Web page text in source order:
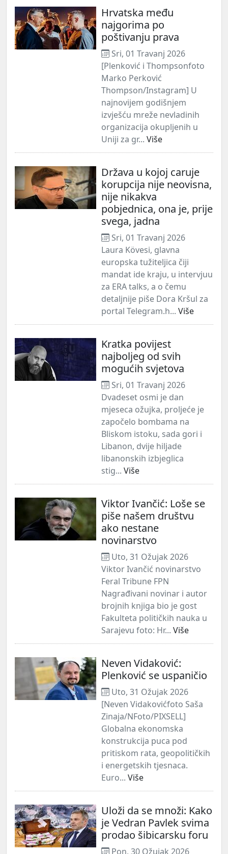
Hrvatska među
najgorima po
poštivanju prava
Sri, 01 Travanj 2026
[Plenković i Thompsonfoto
Marko Perković
Thompson/Instagram] U
najnovijem godišnjem
izvješću mreže nevladinih
organizacija okupljenih u
Uniji za gr... Više
Država u kojoj caruje
korupcija nije neovisna,
nije nikakva
pobjednica, ona je, prije
svega, jadna
Sri, 01 Travanj 2026
Laura Kövesi, glavna
europska tužiteljica čiji
mandat ide kraju, u intervjuu
za ERA talks, a o čemu
detaljnije piše Dora Kršul za
portal Telegram.h... Više
Kratka povijest
najboljeg od svih
mogućih svjetova
Sri, 01 Travanj 2026
Dvadeset osmi je dan
mjeseca ožujka, proljeće je
započelo bombama na
Bliskom istoku, sada gori i
Libanon, dvije hiljade
libanonskih izbjeglica
stig... Više
Viktor Ivančić: Loše se
piše našem društvu
ako nestane
novinarstvo
Uto, 31 Ožujak 2026
Viktor Ivančić novinarstvo
Feral Tribune FPN
Nagrađivani novinar i autor
brojnih knjiga bio je gost
Fakulteta političkih nauka u
Sarajevu foto: Hr... Više
Neven Vidaković:
Plenković se uspaničio
Uto, 31 Ožujak 2026
[Neven Vidakovićfoto Saša
Zinaja/NFoto/PIXSELL]
Globalna ekonomska
konstrukcija puca pod
pritiskom rata, geopolitičkih
i energetskih tjesnaca.
Euro... Više
Uloži da se množi: Kako
je Vedran Pavlek svima
prodao šibicarsku foru
Pon, 30 Ožujak 2026